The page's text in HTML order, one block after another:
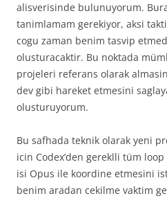
alisverisinde bulunuyorum.
tanimlamam gerekiyor, aksi
cogu zaman benim tasvip
olusturacaktir. Bu noktada
projeleri referans olarak
dev gibi hareket etmesini
olusturuyorum.
Bu safhada teknik olarak yeni
icin Codex’den gereklli tüm
isi Opus ile koordine etmesini
benim aradan cekilme vaktim